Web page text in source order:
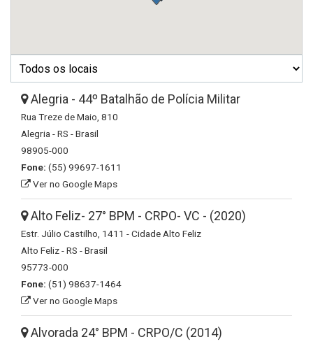
Alegria - 44º Batalhão de Polícia Militar
Rua Treze de Maio, 810
Alegria - RS - Brasil
98905-000
Fone: (55) 99697-1611
Ver no Google Maps
Alto Feliz- 27° BPM - CRPO- VC - (2020)
Estr. Júlio Castilho, 1411 - Cidade Alto Feliz
Alto Feliz - RS - Brasil
95773-000
Fone: (51) 98637-1464
Ver no Google Maps
Alvorada 24° BPM - CRPO/C (2014)